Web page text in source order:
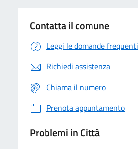
Contatta il comune
Leggi le domande frequenti
Richiedi assistenza
Chiama il numero
Prenota appuntamento
Problemi in Città